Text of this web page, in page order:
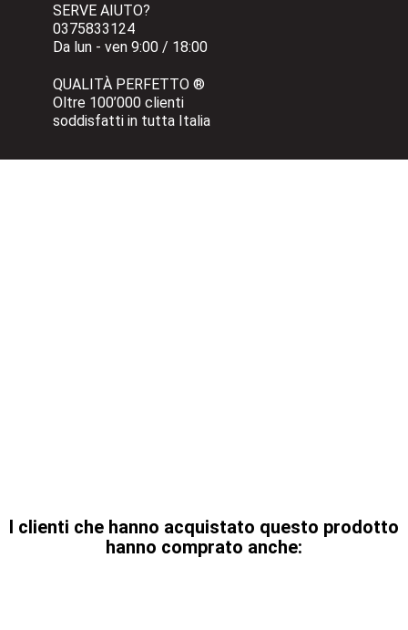
SERVE AIUTO?
0375833124
Da lun - ven 9:00 / 18:00
QUALITÀ PERFETTO ®
Oltre 100’000 clienti
soddisfatti in tutta Italia
I clienti che hanno acquistato questo prodotto
hanno comprato anche: